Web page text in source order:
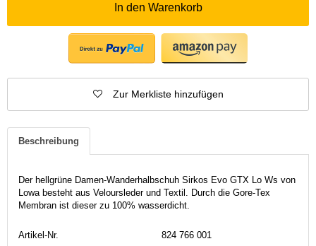
In den Warenkorb
Zur Merkliste hinzufügen
Beschreibung
Der hellgrüne Damen-Wanderhalbschuh Sirkos Evo GTX Lo Ws von
Lowa besteht aus Veloursleder und Textil. Durch die Gore-Tex
Membran ist dieser zu 100% wasserdicht.
Artikel-Nr.
824 766 001